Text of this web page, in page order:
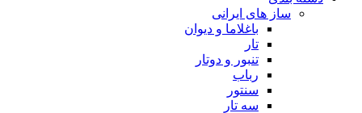
ساز های ایرانی
باغلاما و دیوان
تار
تنبور و دوتار
رباب
سنتور
سه تار